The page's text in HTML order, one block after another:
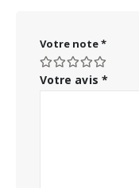
Votre note*
Votre avis *